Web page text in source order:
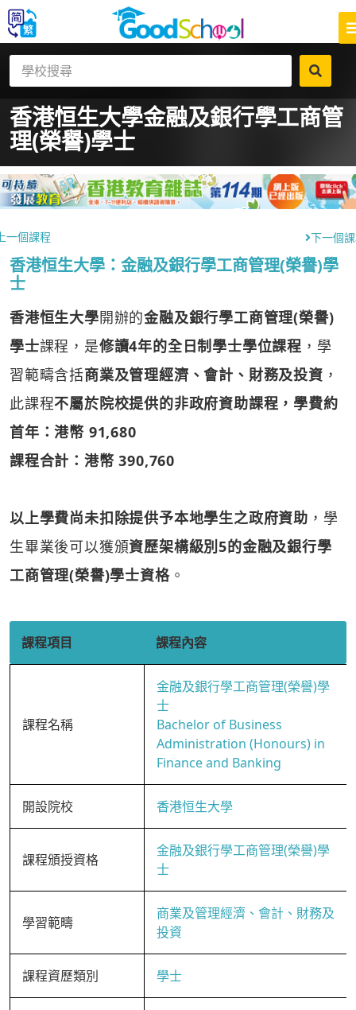
香港恒生大學金融及銀行學工商管
理(榮譽)學士
一個課程 下一個
香港恒生大學：金融及銀行學工商管理(榮譽)學
士
香港恒生大學開辦的金融及銀行學工商管理(榮譽)
學士課程，是修讀4年的全日制學士學位課程 ，學
習範疇含括商業及管理經濟、會計、財務及投資 ，
此課程不屬於院校提供的非政府資助課程，學費約
首年：港幣 91,680
課程合計：港幣 390,760
以上學費尚未扣除提供予本地學生之政府資助 ，學
生畢業後可以獲頒資歷架構級別5的金融及銀行學
工商管理(榮譽)學士資格。
課程項目 課程內容
課程名稱
金融及銀行學工商管理(榮譽)學
士
Bachelor of Business
Administration (Honours) in
Finance and Banking
開設院校 香港恒生大學
課程頒授資格
金融及銀行學工商管理(榮譽)學
士
學習範疇
商業及管理經濟、會計、財務及
投資
課程資歷類別 學士